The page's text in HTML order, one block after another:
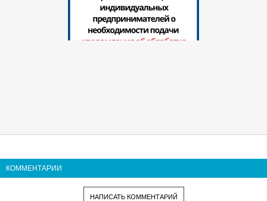
КОММЕНТАРИИ
НАПИСАТЬ КОММЕНТАРИЙ